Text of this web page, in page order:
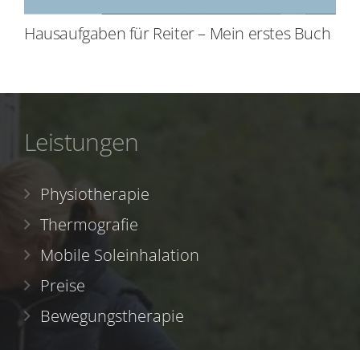
Hausaufgaben für Reiter – Mein erstes Buch
Leistungen
Physiotherapie
Thermografie
Mobile Soleinhalation
Preise
Bewegungstherapie